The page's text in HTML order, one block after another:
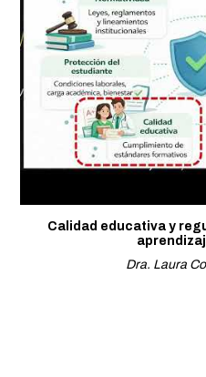
Calidad educativa y
Dra. Laura